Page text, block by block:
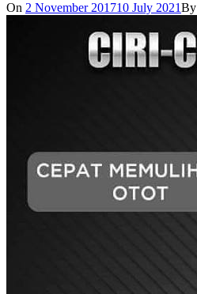
On 2 November 201710 July 2021By